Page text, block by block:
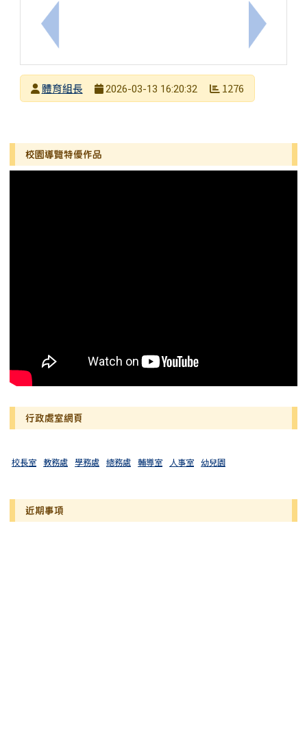
上一筆：成大外語中心辦理115年度「品德教育華語
下一筆：
發布者
體育組長
2026-03-13 16:20:32 1276
左邊區域內容
校園導覽特優作品
行政處室網頁
校長室 教務處 學務處 總務處 輔導室 人事室 幼兒園
近期事項